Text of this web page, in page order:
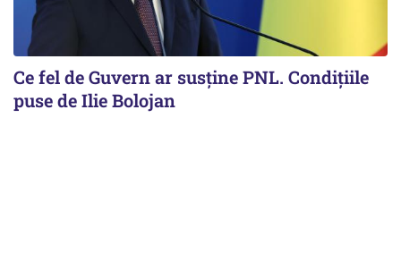
Ce fel de Guvern ar susține PNL. Condițiile
puse de Ilie Bolojan